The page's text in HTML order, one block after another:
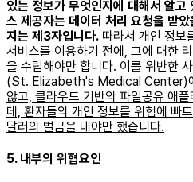
있는 정보가 무엇인지에 대해서 알고
스 제공자는 데이터 처리 요청을 받
지는 제3자입니다. 따라서 개인 정보
서비스를 이용하기 전에, 그에 대한
을 수립해야만 합니다. 이를 위반한
(St. Elizabeth's Medical Center)
않고, 클라우드 기반의 파일공유 애
데, 환자들의 개인 정보를 위험에 빠
달러의 벌금을 내야만 했습니다.
5. 내부의 위협요인